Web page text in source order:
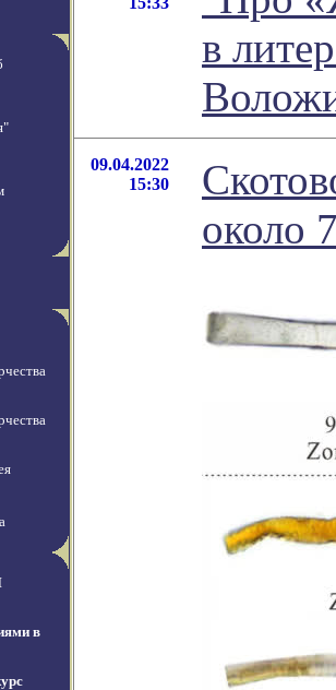
в
в
09.04.2022
15:30
около